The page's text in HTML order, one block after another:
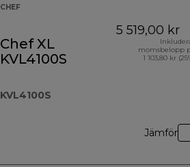
CHEF
Chef XL
KVL4100S
KVL4100S
5 519,00 kr
momsbelopp
1 103,80 kr
Jämför